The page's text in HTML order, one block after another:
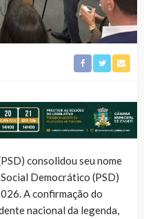
consolidou seu nome
Democrático (PSD)
A confirmação do
nacional da legenda,